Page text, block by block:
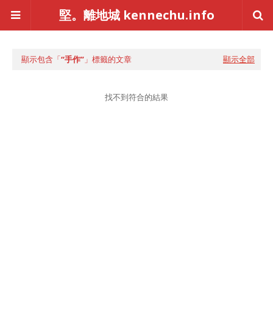
堅。離地城 kennechu.info
顯示包含「 手作 」標籤的文章 顯示全部
找不到符合的結果